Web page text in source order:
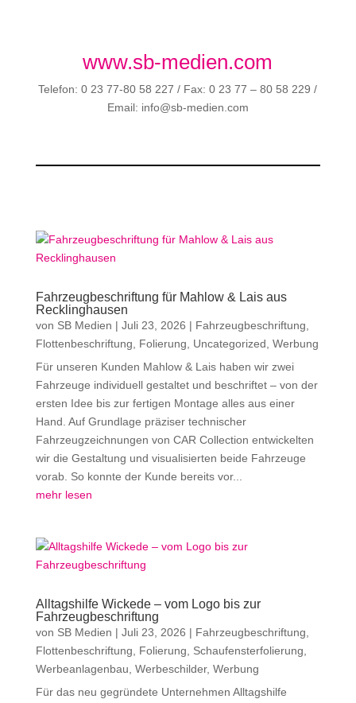
www.sb-medien.com
Telefon: 0 23 77-80 58 227 / Fax: 0 23 77 – 80 58 229 /
Email: info@sb-medien.com
Fahrzeugbeschriftung für Mahlow & Lais aus
Recklinghausen
von SB Medien | Juli 23, 2026 | Fahrzeugbeschriftung
Flottenbeschriftung
Folierung Uncategorized Werbung
Für unseren Kunden Mahlow & Lais haben wir zwei
Fahrzeuge individuell gestaltet und beschriftet – von der
ersten Idee bis zur fertigen Montage alles aus einer
Hand. Auf Grundlage präziser technischer
Fahrzeugzeichnungen von CAR Collection entwickelten
wir die Gestaltung und visualisierten beide Fahrzeuge
vorab. So konnte der Kunde bereits vor...
mehr lesen
Alltagshilfe Wickede – vom Logo bis zur
Fahrzeugbeschriftung
von SB Medien | Juli 23, 2026 | Fahrzeugbeschriftung
Flottenbeschriftung
Folierung Schaufensterfolierung
Werbeanlagenbau Werbeschilder, Werbung
Für das neu gegründete Unternehmen Alltagshilfe